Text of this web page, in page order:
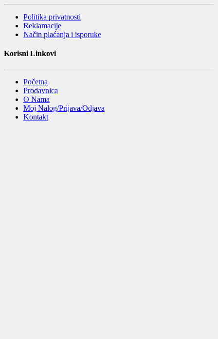
Politika privatnosti
Reklamacije
Način plaćanja i isporuke
Korisni Linkovi
Početna
Prodavnica
O Nama
Moj Nalog/Prijava/Odjava
Kontakt